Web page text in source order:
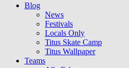
Blog
News
Festivals
Locals Only
Titus Skate Camp
Titus Wallpaper
Teams